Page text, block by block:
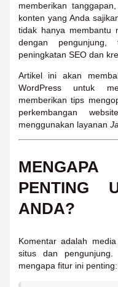
memberikan
konten yang Anda
tidak hanya membantu
dengan
peningkatan SEO dan
Artikel ini akan
WordPress untuk
memberikan tips
perkembangan
menggunakan layanan
PENTING
ANDA?
Komentar adalah
situs dan
mengapa fitur ini penting: